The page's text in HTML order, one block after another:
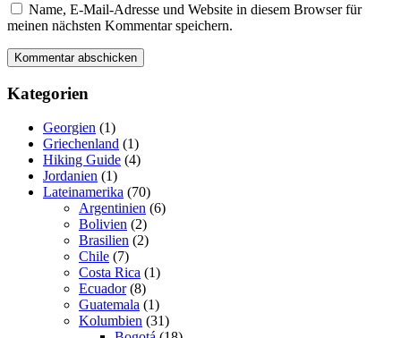
Name, E-Mail-Adresse und Website in diesem Browser für
meinen nächsten Kommentar speichern.
Kategorien
Georgien (1)
Griechenland (1)
Hiking Guide (4)
Jordanien (1)
Lateinamerika (70)
Argentinien (6)
Bolivien (2)
Brasilien (2)
Chile (7)
Costa Rica (1)
Ecuador (8)
Guatemala (1)
Kolumbien (31)